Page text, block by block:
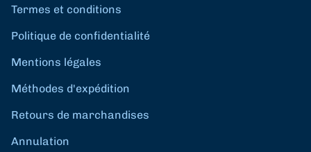
Termes et conditions
Politique de confidentialité
Mentions légales
Méthodes d'expédition
Retours de marchandises
Annulation